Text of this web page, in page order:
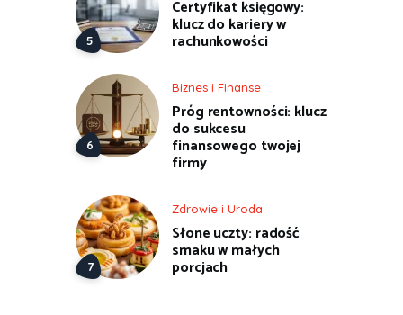
Certyfikat księgowy:
klucz do kariery w
rachunkowości
Biznes i Finanse
Próg rentowności: klucz
do sukcesu
finansowego twojej
firmy
Zdrowie i Uroda
Słone uczty: radość
smaku w małych
porcjach